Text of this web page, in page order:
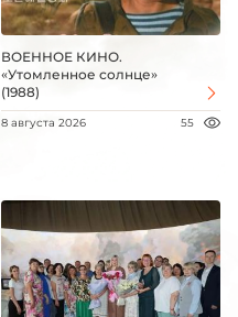
ВОЕННОЕ КИНО.
«Утомленное солнце»
(1988)
8 августа 2026 55